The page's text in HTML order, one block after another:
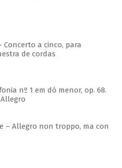
Concerto a cinco, para
de cordas
nº 1 em dó menor, op. 68.
– Allegro non troppo, ma con